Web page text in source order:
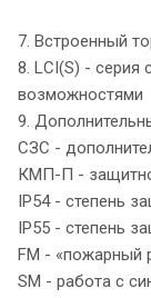
7. Встроенный
8. LCI(S) -
возможностями
9.
СЗС -
КМП-П -
IP54 - степень
IP55 - степень
FM - «пожарный
SM - работа с